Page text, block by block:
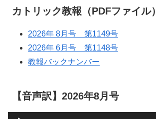
カトリック教報（PDFファイル）
2026年 8月号 第1149号
2026年 6月号 第1148号
教報バックナンバー
【音声訳】2026年8月号